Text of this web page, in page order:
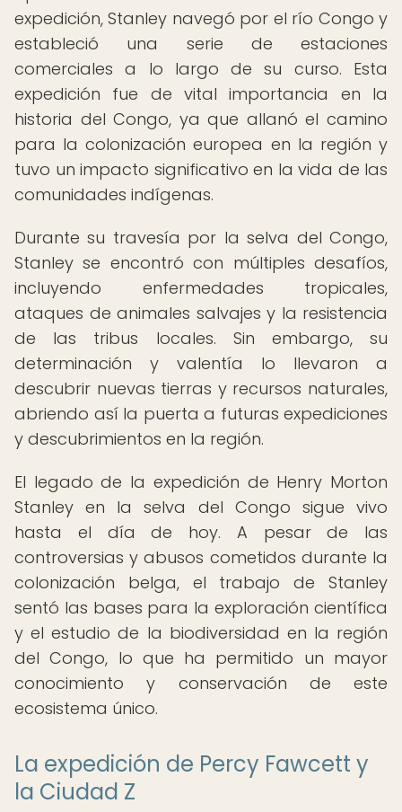
expedición, Stanley navegó por el río Congo y
estableció una serie de estaciones
comerciales a lo largo de su curso. Esta
expedición fue de vital importancia en la
historia del Congo, ya que allanó el camino
para la colonización europea en la región y
tuvo un impacto significativo en la vida de las
comunidades indígenas.
Durante su travesía por la selva del Congo,
Stanley se encontró con múltiples desafíos,
incluyendo enfermedades tropicales,
ataques de animales salvajes y la resistencia
de las tribus locales. Sin embargo, su
determinación y valentía lo llevaron a
descubrir nuevas tierras y recursos naturales,
abriendo así la puerta a futuras expediciones
y descubrimientos en la región.
El legado de la expedición de Henry Morton
Stanley en la selva del Congo sigue vivo
hasta el día de hoy. A pesar de las
controversias y abusos cometidos durante la
colonización belga, el trabajo de Stanley
sentó las bases para la exploración científica
y el estudio de la biodiversidad en la región
del Congo, lo que ha permitido un mayor
conocimiento y conservación de este
ecosistema único.
La expedición de Percy Fawcett y
la Ciudad Z